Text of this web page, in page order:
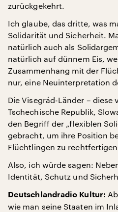
zurückgekehrt.
Ich glaube, das dritte, was
Solidarität und Sicherheit.
natürlich auch als
natürlich auf dünnem Eis,
Zusammenhang mit der
nur, eine Neuinterpretation
Die Visegrád-Länder – diese
Tschechische Republik,
den Begriff der „flexiblen
gebracht, um ihre Position
Flüchtlingen zu
Also, ich würde sagen:
Identität, Schutz und
Deutschlandradio Kultur:
wie man seine Staaten im